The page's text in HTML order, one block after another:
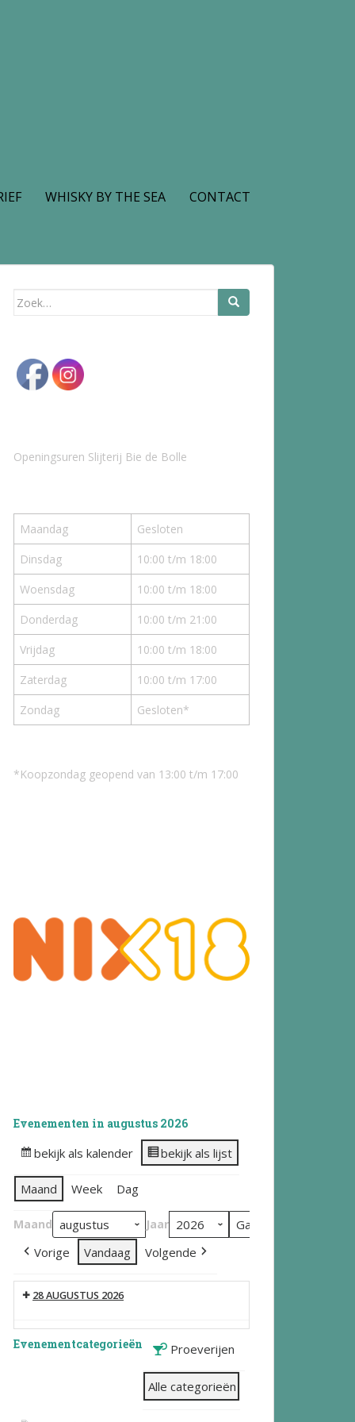
WHISKY BY THE SEA CONTACT
Zoek
Openingsuren Slijterij Bie de Bolle
Maandag
Gesloten
Dinsdag
10:00 t/m 18:00
Woensdag
10:00 t/m 18:00
Donderdag
10:00 t/m 21:00
Vrijdag
10:00 t/m 18:00
Zaterdag
10:00 t/m 17:00
Zondag
Gesloten*
*Koopzondag geopend van 13:00 t/m 17:00
Evenementen in augustus 2026
bekijk als kalender bekijk als lijst
Maand Week Dag
Maand Jaar
Vorige Vandaag Volgende
28 AUGUSTUS 2026
Evenementcategorieën Proeverijen
Alle categorieën